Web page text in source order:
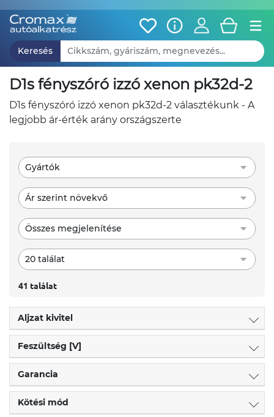
Keresés
d1s fényszóró izzó xenon pk32d-2
d1s fényszóró izzó xenon pk32d-2 választékunk - A
legjobb ár-érték arány országszerte
Gyártók
Ár szerint növekvő
Összes megjelenítése
20 találat
41 találat
Aljzat kivitel
Feszültség [V]
Garancia
Kötési mód